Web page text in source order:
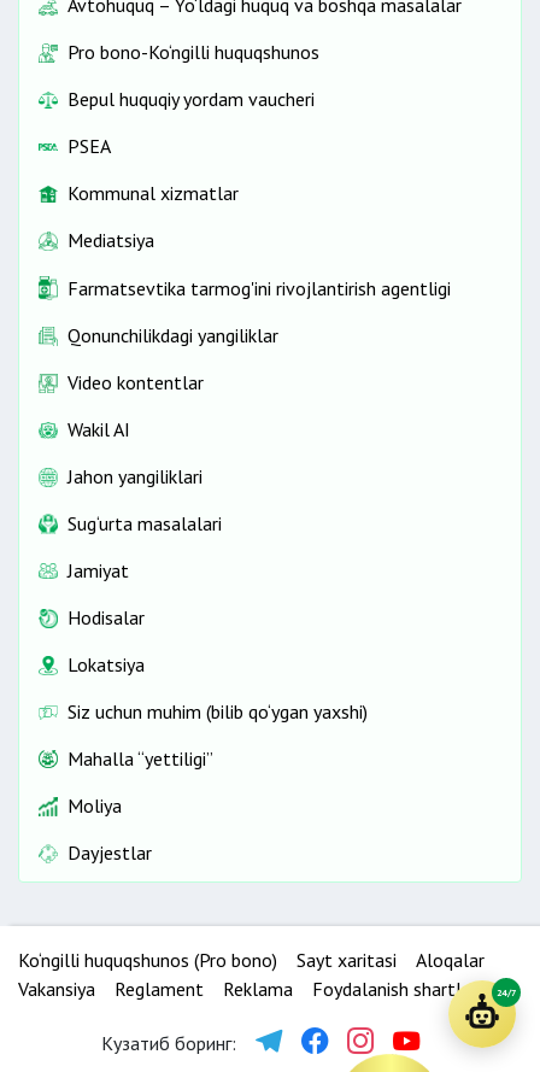
Avtohuquq – Yo‘ldagi huquq va boshqa masalalar
Pro bono-Ko‘ngilli huquqshunos
Bepul huquqiy yordam vaucheri
PSEA
Kommunal xizmatlar
Mediatsiya
Farmatsevtika tarmog'ini rivojlantirish agentligi
Qonunchilikdagi yangiliklar
Video kontentlar
Wakil AI
Jahon yangiliklari
Sug‘urta masalalari
Jamiyat
Hodisalar
Lokatsiya
Siz uchun muhim (bilib qo‘ygan yaxshi)
Mahalla “yettiligi”
Moliya
Dayjestlar
Ko‘ngilli huquqshunos (Pro bono) Sayt xaritasi
Aloqalar
Vakansiya
Reglament Reklama Foydalanish shartlari
Кузатиб боринг:
24/7